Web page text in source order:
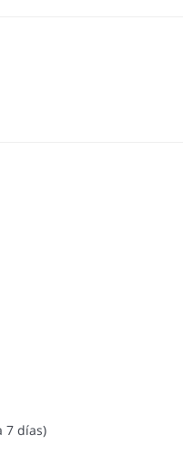
7 días)